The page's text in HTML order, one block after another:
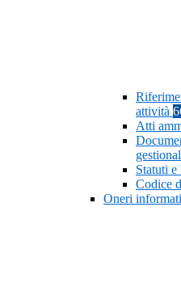
attività
Atti
Statuti
Codice
Oneri